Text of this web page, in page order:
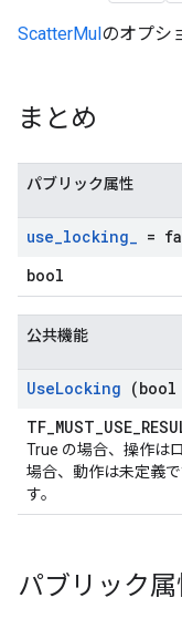
ScatterMulのオプシ
まとめ
パブリック属性
use_locking_ =
bool
公共機能
UseLocking (bool
True の場合、操作は
場合、動作は未定義
す。
パブリック